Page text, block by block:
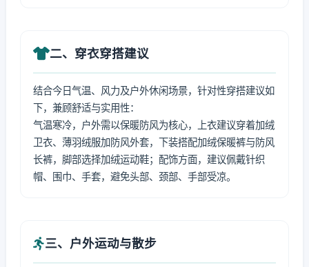
二、穿衣穿搭建议
结合今日气温、风力及户外休闲场景，针对性穿搭建议如
下，兼顾舒适与实用性：
气温寒冷，户外需以保暖防风为核心，上衣建议穿着加绒
卫衣、薄羽绒服加防风外套，下装搭配加绒保暖裤与防风
长裤，脚部选择加绒运动鞋；配饰方面，建议佩戴针织
帽、围巾、手套，避免头部、颈部、手部受凉。
三、户外运动与散步